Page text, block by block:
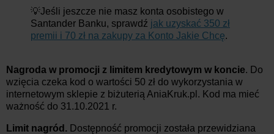
💡Jeśli jeszcze nie masz konta osobistego w
Santander Banku, sprawdź jak uzyskać 350 zł
premii i 70 zł na zakupy za Konto Jakie Chcę.
Nagroda w promocji z limitem kredytowym w koncie. Do
wzięcia czeka kod o wartości 50 zł do wykorzystania w
internetowym sklepie z biżuterią AniaKruk.pl. Kod ma mieć
ważność do 31.10.2021 r.
Limit nagród. Dostępność promocji została przewidziana